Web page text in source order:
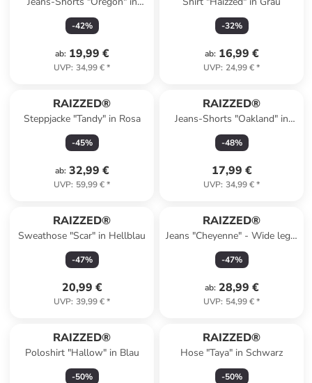
Hellblau
-42%
ab: 19,99 €
UVP: 34,99 €*
-32%
ab: 16,99 €
UVP: 24,99 €*
RAIZZED®
Steppjacke "Tandy" in Rosa
-45%
ab: 32,99 €
UVP: 59,99 €*
RAIZZED®
Jeans-Shorts "Oakland" in
Blau
-48%
17,99 €
UVP: 34,99 €*
RAIZZED®
Sweathose "Scar" in Hellblau
-47%
20,99 €
UVP: 39,99 €*
RAIZZED®
Jeans "Cheyenne" - Wide leg -
in Blau
-47%
ab: 28,99 €
UVP: 54,99 €*
RAIZZED®
Poloshirt "Hallow" in Blau
-50%
RAIZZED®
Hose "Taya" in Schwarz
-50%